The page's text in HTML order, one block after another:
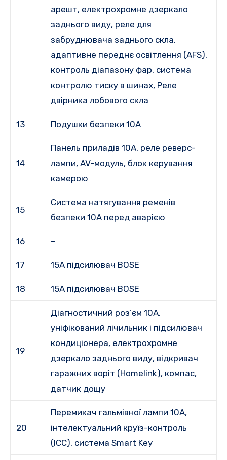
арешт, електрохромне дзеркало
заднього виду, реле для
забруднювача заднього скла,
адаптивне переднє освітлення (AFS),
контроль діапазону фар, система
контролю тиску в шинах, Реле
двірника лобового скла
13 Подушки безпеки 10A
14
Панель приладів 10A, реле реверс-
лампи, AV-модуль, блок керування
камерою
15
Система натягування ременів
безпеки 10A перед аварією
16 –
17 15A підсилювач BOSE
18 15A підсилювач BOSE
19
Діагностичний роз’єм 10A,
уніфікований лічильник і підсилювач
кондиціонера, електрохромне
дзеркало заднього виду, відкривач
гаражних воріт (Homelink), компас,
датчик дощу
20
Перемикач гальмівної лампи 10A,
інтелектуальний круїз-контроль
(ICC), система Smart Key